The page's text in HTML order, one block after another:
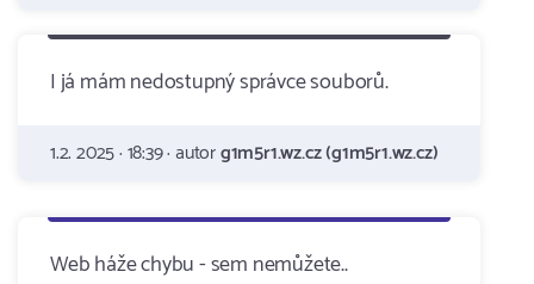
I já mám nedostupný správce souborů.
1.2. 2025 · 18:39 · autorg1m5r1.wz.cz (g1m5r1.wz.cz)
Web háže chybu - sem nemůžete..